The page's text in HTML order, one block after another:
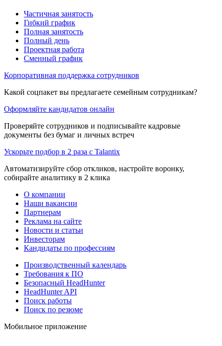
Частичная занятость
Гибкий график
Полная занятость
Полный день
Проектная работа
Сменный график
Корпоративная поддержка сотрудников
Какой соцпакет вы предлагаете семейным сотрудникам?
Оформляйте кандидатов онлайн
Проверяйте сотрудников и подписывайте кадровые
документы без бумаг и личных встреч
Ускорьте подбор в 2 раза с Talantix
Автоматизируйте сбор откликов, настройте воронку,
собирайте аналитику в 2 клика
О компании
Наши вакансии
Партнерам
Реклама на сайте
Новости и статьи
Инвесторам
Кандидаты по профессиям
Производственный календарь
Требования к ПО
Безопасный HeadHunter
HeadHunter API
Поиск работы
Поиск по резюме
Мобильное приложение